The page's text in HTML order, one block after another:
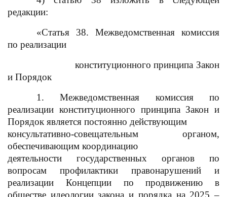
редакции:
«Статья 38. Межведомственная комиссия
по реализации
конституционного принципа Закон
и Порядок
1. Межведомственная комиссия по
реализации конституционного принципа Закон и
Порядок является постоянно действующим
консультативно-совещательным органом,
обеспечивающим координацию
деятельности государственных органов по
вопросам профилактики правонарушений и
реализации Концепции по продвижению в
обществе идеологии закона и порядка на 2025 –